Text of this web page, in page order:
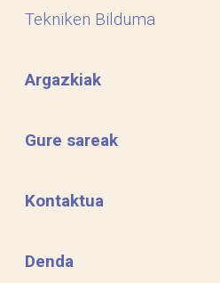
Tekniken Bilduma
Argazkiak
Gure sareak
Kontaktua
Denda